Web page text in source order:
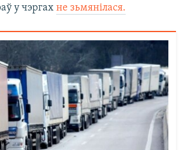
у чэргах не зьмянілася.